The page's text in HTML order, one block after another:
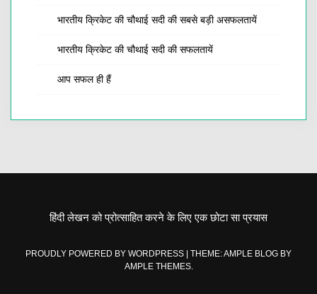
भारतीय क्रिकेट की चौथाई सदी की सबसे बड़ी असफलतायें
भारतीय क्रिकेट की चौथाई सदी की सफलतायें
आप सफल ही हैं
हिंदी लेखन को प्रोत्साहित करने के लिए एक छोटा सा प्रयास
PROUDLY POWERED BY WORDPRESS
THEME: AMPLE BLOG BY
AMPLE THEMES.